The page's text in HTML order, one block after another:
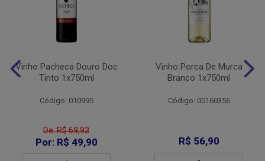
Vinho Pacheca Douro Doc
Tinto 1x750ml
Código: 010995
De: R$ 69,93
Por: R$ 49,90
Vinho Porca De Murca
Branco 1x750ml
Código: 00160356
R$ 56,90